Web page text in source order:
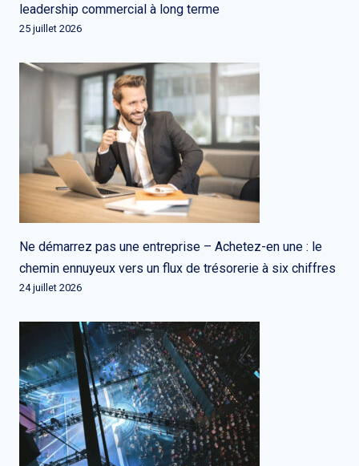
leadership commercial à long terme
25 juillet 2026
Ne démarrez pas une entreprise – Achetez-en une : le
chemin ennuyeux vers un flux de trésorerie à six chiffres
24 juillet 2026